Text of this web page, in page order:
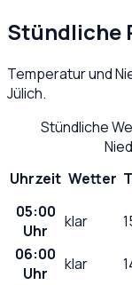
Stündliche
Temperatur und
Jülich.
Stündliche
Uhrzeit Wetter
05:00
Uhr
klar
06:00
Uhr
klar